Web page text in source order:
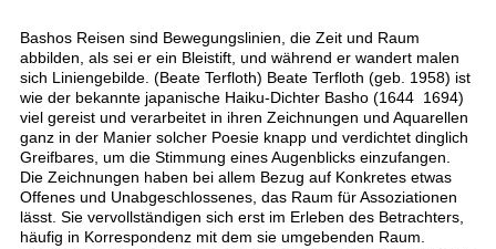
Bashos Reisen sind Bewegungslinien, die Zeit und Raum
abbilden, als sei er ein Bleistift, und während er wandert malen
sich Liniengebilde. (Beate Terfloth) Beate Terfloth (geb. 1958) ist
wie der bekannte japanische Haiku-Dichter Basho (1644  1694)
viel gereist und verarbeitet in ihren Zeichnungen und Aquarellen
ganz in der Manier solcher Poesie knapp und verdichtet dinglich
Greifbares, um die Stimmung eines Augenblicks einzufangen.
Die Zeichnungen haben bei allem Bezug auf Konkretes etwas
Offenes und Unabgeschlossenes, das Raum für Assoziationen
lässt. Sie vervollständigen sich erst im Erleben des Betrachters,
häufig in Korrespondenz mit dem sie umgebenden Raum.